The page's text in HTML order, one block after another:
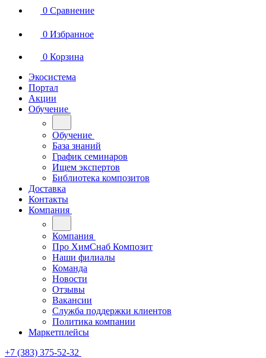
0 Сравнение
0 Избранное
0 Корзина
Экосистема
Портал
Акции
Обучение
Обучение
База знаний
График семинаров
Ищем экспертов
Библиотека композитов
Доставка
Контакты
Компания
Компания
Про ХимСнаб Композит
Наши филиалы
Команда
Новости
Отзывы
Вакансии
Служба поддержки клиентов
Политика компании
Маркетплейсы
+7 (383) 375-52-32